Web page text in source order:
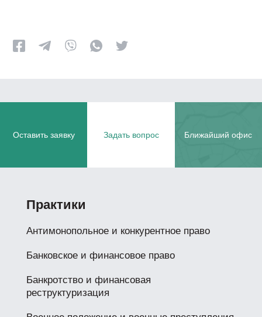
Оставить заявку Задать вопрос Ближайший офис
Практики
Антимонопольное и конкурентное право
Банковское и финансовое право
Банкротство и финансовая
реструктуризация